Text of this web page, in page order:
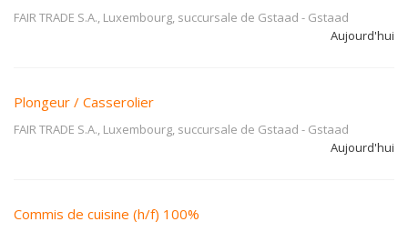
FAIR TRADE S.A., Luxembourg, succursale de Gstaad - Gstaad
Aujourd'hui
Plongeur / Casserolier
FAIR TRADE S.A., Luxembourg, succursale de Gstaad - Gstaad
Aujourd'hui
Commis de cuisine (h/f) 100%